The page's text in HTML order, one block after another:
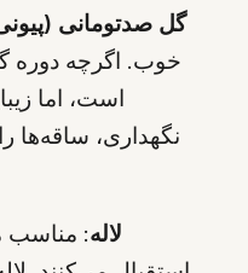
گل صدتومانی
خوب. اگرچه دوره
است، اما
نگهداری، ساقه‌ها
لاله: مناسب